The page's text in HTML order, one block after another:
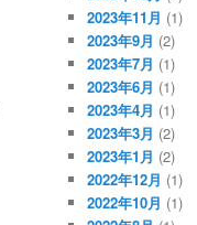
2023年11月 (1)
2023年9月 (2)
2023年7月 (1)
2023年6月 (1)
2023年4月 (1)
2023年3月 (2)
2023年1月 (2)
2022年12月 (1)
2022年10月 (1)